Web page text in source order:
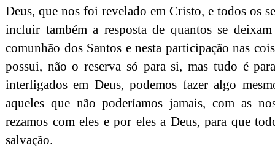
Deus, que nos foi revelado em Cristo, e todos os
incluir também a resposta de quantos se
comunhão dos Santos e nesta participação nas
possui, não o reserva só para si, mas tudo é
interligados em Deus, podemos fazer algo
aqueles que não poderíamos jamais, com as
rezamos com eles e por eles a Deus, para que
salvação.